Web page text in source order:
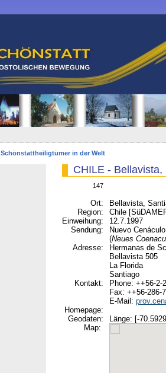
Schönstattheiligtümer in der Welt
CHILE -
147
Ort:
Bellavista,
Region:
Chile
Einweihung:
12.7.1997
Sendung:
Nuevo Cenáculo
(Neues
Adresse:
Hermanas de
Bellavista 505
La Florida
Santiago
Kontakt:
Phone: ++56-2-
Fax: ++56-286-
E-Mail:
Homepage:
Geodaten:
Länge: [-
Map: